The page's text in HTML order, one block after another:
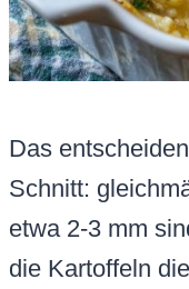
Das
Schnitt:
etwa 2-3 mm
die Kartoffeln